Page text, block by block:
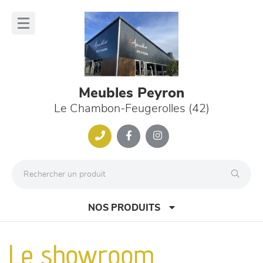
Meubles Peyron
Le Chambon-Feugerolles (42)
NOS PRODUITS
Le showroom